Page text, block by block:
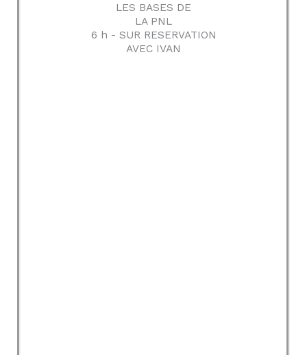
LES BASES DE
LA PNL
6 h - SUR RESERVATION
AVEC IVAN